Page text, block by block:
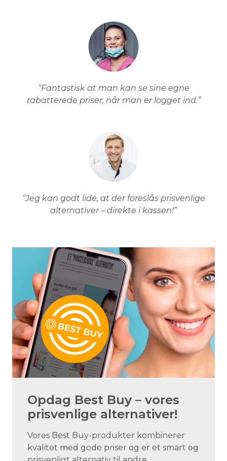
“Fantastisk at man kan se sine egne
rabatterede priser, når man er logget ind.”
“Jeg kan godt lide, at der foreslås prisvenlige
alternativer – direkte i kassen!”
Opdag Best Buy – vores
prisvenlige alternativer!
Vores Best Buy-produkter kombinerer
kvalitet med gode priser og er et smart og